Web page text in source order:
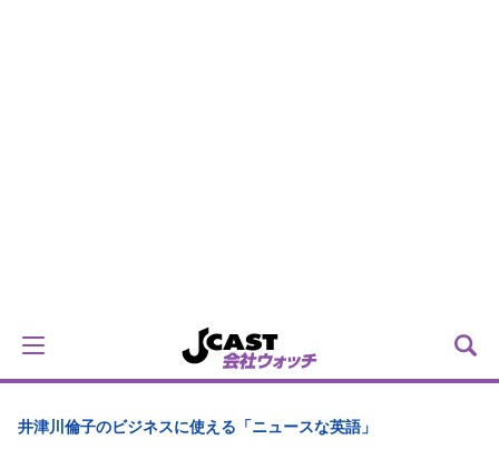
井津川倫子のビジネスに使える「ニュースな英語」